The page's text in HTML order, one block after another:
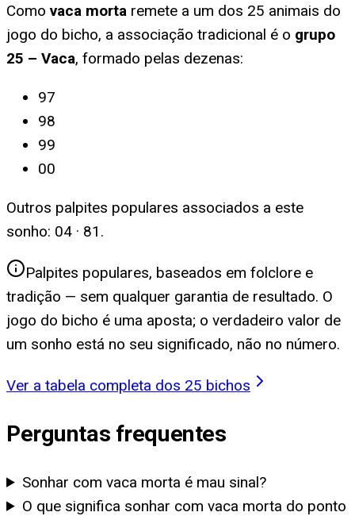
Como vaca morta remete a um dos 25 animais do
jogo do bicho, a associação tradicional é o grupo
25 – Vaca, formado pelas dezenas:
97
98
99
00
Outros palpites populares associados a este
sonho: 04 · 81 .
Palpites populares, baseados em folclore e
tradição — sem qualquer garantia de resultado. O
jogo do bicho é uma aposta; o verdadeiro valor de
um sonho está no seu significado, não no número.
Ver a tabela completa dos 25 bichos
Perguntas frequentes
Sonhar com vaca morta é mau sinal?
O que significa sonhar com vaca morta do ponto